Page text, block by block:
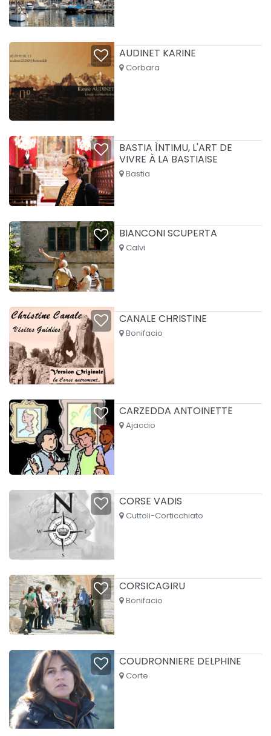
AUDINET KARINE
Corbara
BASTIA ÌNTIMU, L'ART DE
VIVRE À LA BASTIAISE
Bastia
BIANCONI SCUPERTA
Calvi
CANALE CHRISTINE
Bonifacio
CARZEDDA ANTOINETTE
Ajaccio
CORSE VADIS
Cuttoli-Corticchiato
CORSICAGIRU
Bonifacio
COUDRONNIERE DELPHINE
Corte